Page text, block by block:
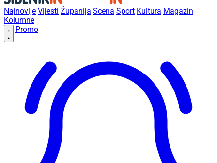
Najnovije Vijesti Županija Scena Sport Kultura Magazin
Kolumne
Promo